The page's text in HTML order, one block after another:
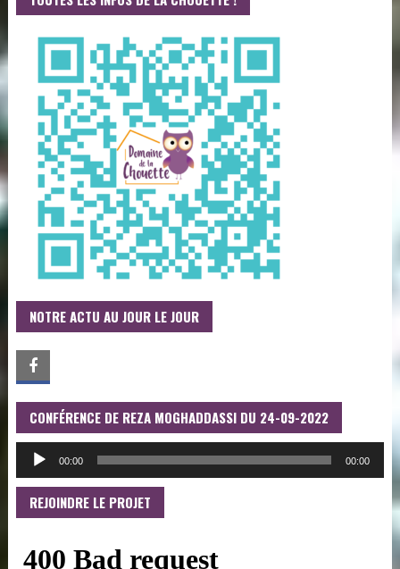
NOTRE ACTU AU JOUR LE JOUR
CONFÉRENCE DE REZA MOGHADDASSI DU 24-09-2022
00:00 00:00
REJOINDRE LE PROJET